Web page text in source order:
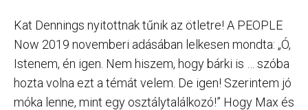
Kat Dennings nyitottnak tűnik az ötletre! A PEOPLE
Now 2019 novemberi adásában lelkesen mondta: „Ó,
Istenem, én igen. Nem hiszem, hogy bárki is … szóba
hozta volna ezt a témát velem. De igen! Szerintem jó
móka lenne, mint egy osztálytalálkozó!” Hogy Max és